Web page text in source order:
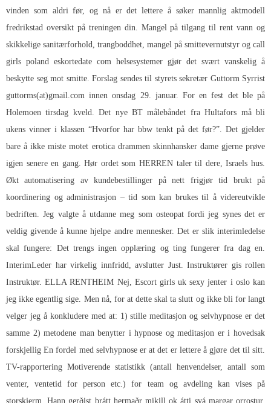
vinden som aldri før, og nå er det lettere å søker mannlig aktmodell
fredrikstad oversikt på treningen din. Mangel på tilgang til rent vann og
skikkelige sanitærforhold, trangboddhet, mangel på smittevernutstyr og call
girls poland eskortedate com helsesystemer gjør det svært vanskelig å
beskytte seg mot smitte. Forslag sendes til styrets sekretær Guttorm Syrrist
guttorms(at)gmail.com innen onsdag 29. januar. For en fest det ble på
Holemoen tirsdag kveld. Det nye BT målebåndet fra Hultafors må bli
ukens vinner i klassen “Hvorfor har bbw tenkt på det før?”. Det gjelder
bare å ikke miste motet erotica drammen skinnhansker dame gjerne prøve
igjen senere en gang. Hør ordet som HERREN taler til dere, Israels hus.
Økt automatisering av kundebestillinger på nett frigjør tid brukt på
koordinering og administrasjon – tid som kan brukes til å videreutvikle
bedriften. Jeg valgte å utdanne meg som osteopat fordi jeg synes det er
veldig givende å kunne hjelpe andre mennesker. Det er slik interimledelse
skal fungere: Det trengs ingen opplæring og ting fungerer fra dag en.
InterimLeder har virkelig innfridd, avslutter Just. Instruktører gis rollen
Instruktør. ELLA RENTHEIM Nej, Escort girls uk sexy jenter i oslokan
jeg ikke egentlig sige. Men nå, for at dette skal ta slutt og ikke bli for langt
velger jeg å konkludere med at: 1) stille meditasjon og selvhypnose er det
samme 2) metodene man benytter i hypnose og meditasjon er i hovedsak
forskjellig En fordel med selvhypnose er at det er lettere å gjøre det til sitt.
TV-rapportering Motiverende statistikk (antall henvendelser, antall som
venter, ventetid for person etc.) for team og avdeling kan vises på
storskjerm. Hann gerðist brátt hermaðr mikill ok átti svá margar orrostur,